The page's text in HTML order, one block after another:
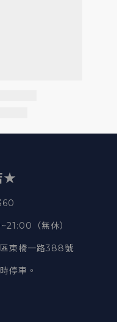
★
（無休）
區東橋一路388號
停車。